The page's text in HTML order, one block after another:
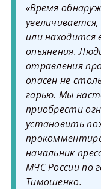
«Время
или находится
опьянения.
отравления
опасен не
гарью. Мы
приобрести
установить
начальник
МЧС России по
Тимошенко.